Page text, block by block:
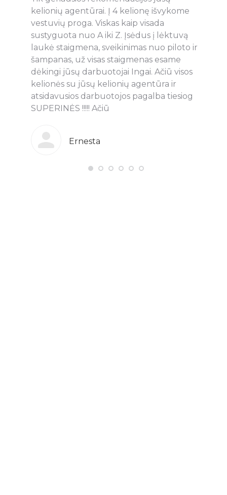
Ji
ir
kelionių agentūrai. Į 4 kelionę išvykome
vestuvių proga. Viskas kaip visada
sustyguota nuo A iki Z. Įsėdus į lėktuvą
laukė staigmena, sveikinimas nuo piloto ir
šampanas, už visas staigmenas esame
dėkingi jūsų darbuotojai Ingai. Ačiū visos
kelionės su jūsų kelionių agentūra ir
atsidavusios darbuotojos pagalba tiesiog
SUPERINĖS !!!!! Ačiū
Ernesta